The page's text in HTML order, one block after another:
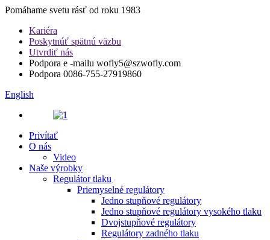
Pomáhame svetu rásť od roku 1983
Kariéra
Poskytnúť spätnú väzbu
Utvrdiť nás
Podpora e -mailu wofly5@szwofly.com
Podpora 0086-755-27919860
English
Privítať
O nás
Video
Naše výrobky
Regulátor tlaku
Priemyselné regulátory
Jedno stupňové regulátory
Jedno stupňové regulátory vysokého tlaku
Dvojstupňové regulátory
Regulátory zadného tlaku